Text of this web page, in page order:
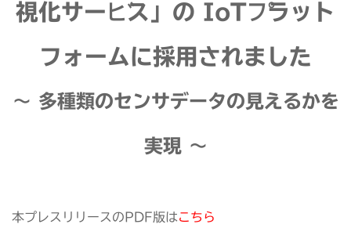
視化サービス」の IoTプラット
フォームに採用されました
〜 多種類のセンサデータの見えるかを
実現 〜
本プレスリリースのPDF版はこちら